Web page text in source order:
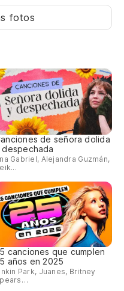
fotos
de señora dolida
despechada
Gabriel, Alejandra Guzmán,
canciones que cumplen
años en 2025
Park, Juanes, Britney